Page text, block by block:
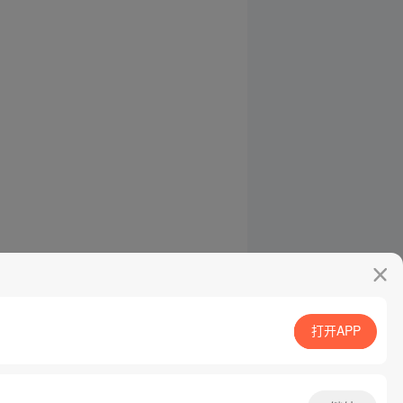
打开APP